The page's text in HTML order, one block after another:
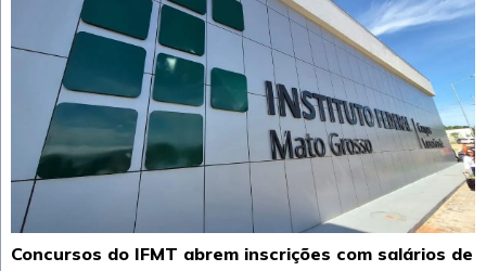
Concursos do IFMT abrem inscrições com salários de